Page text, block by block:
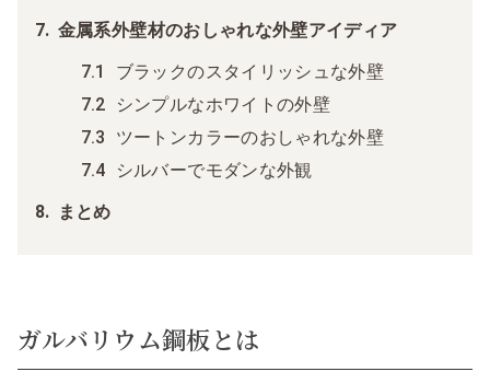
金属系外壁材のおしゃれな外壁アイディア
ブラックのスタイリッシュな外壁
シンプルなホワイトの外壁
ツートンカラーのおしゃれな外壁
シルバーでモダンな外観
まとめ
ガルバリウム鋼板とは